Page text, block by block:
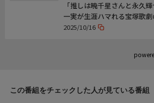
「推しは暁千星さんと永久
一実が生涯ハマれる宝塚歌
2025/10/16
この番組をチェックした人が見ている番組